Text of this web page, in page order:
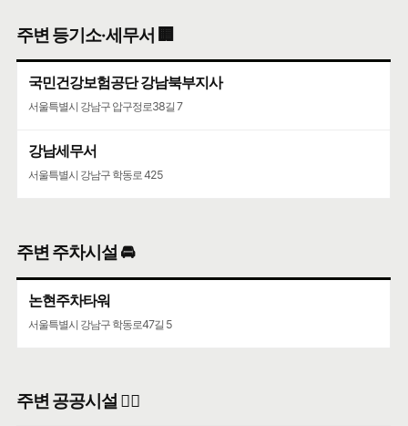
서울특별시 강남구 도산대로 507
코엑스
서울특별시 강남구 영동대로 513
주변 등기소·세무서 🏢
국민건강보험공단 강남북부지사
서울특별시 강남구 압구정로38길 7
강남세무서
서울특별시 강남구 학동로 425
주변 주차시설 🚘
논현주차타워
서울특별시 강남구 학동로47길 5
주변 공공시설 👨‍✈️